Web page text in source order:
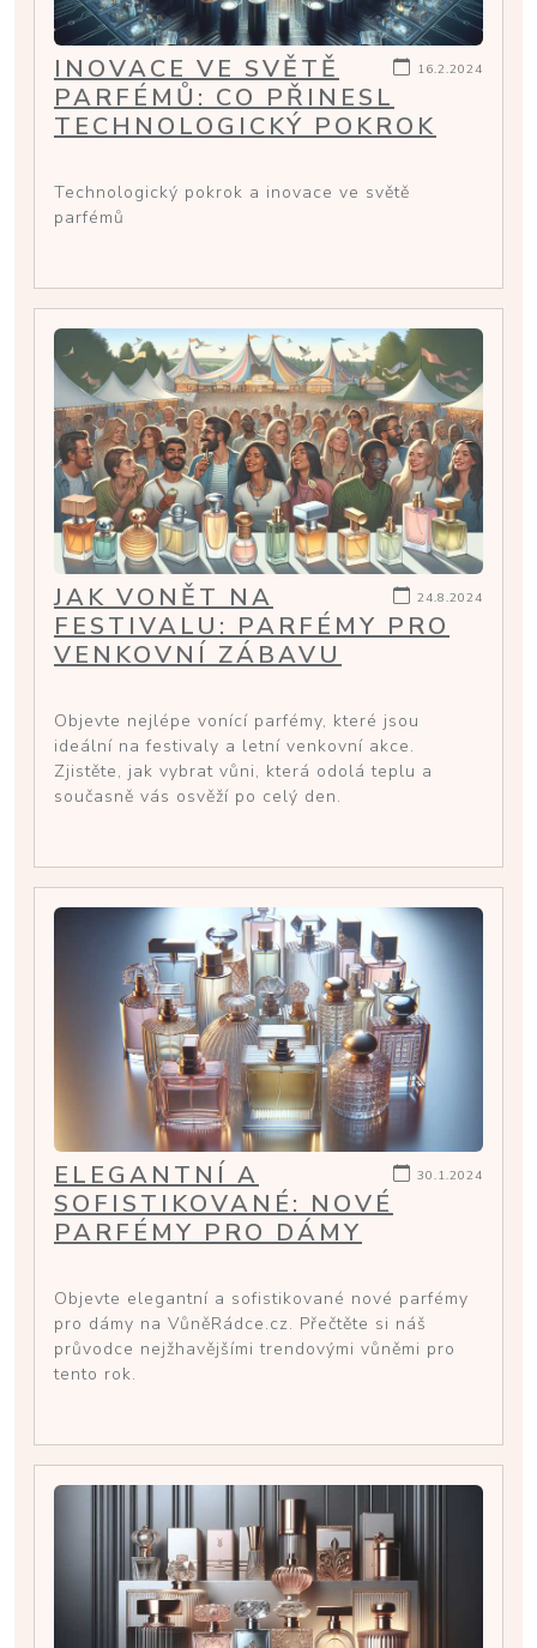
16.2.2024
INOVACE VE SVĚTĚ
PARFÉMŮ: CO PŘINESL
TECHNOLOGICKÝ POKROK
Technologický pokrok a inovace ve světě
parfémů
24.8.2024
JAK VONĚT NA
FESTIVALU: PARFÉMY PRO
VENKOVNÍ ZÁBAVU
Objevte nejlépe vonící parfémy, které jsou
ideální na festivaly a letní venkovní akce.
Zjistěte, jak vybrat vůni, která odolá teplu a
současně vás osvěží po celý den.
30.1.2024
ELEGANTNÍ A
SOFISTIKOVANÉ: NOVÉ
PARFÉMY PRO DÁMY
Objevte elegantní a sofistikované nové parfémy
pro dámy na VůněRádce.cz. Přečtěte si náš
průvodce nejžhavějšími trendovými vůněmi pro
tento rok.